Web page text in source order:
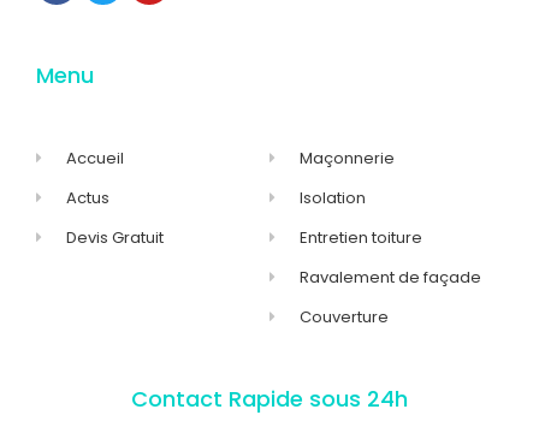
Menu
Accueil
Actus
Devis Gratuit
Maçonnerie
Isolation
Entretien toiture
Ravalement de façade
Couverture
Contact Rapide sous 24h